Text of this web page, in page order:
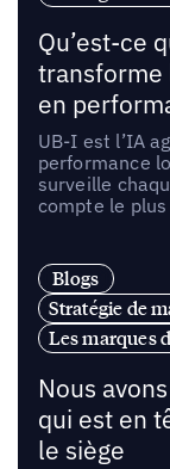
Qu’est-ce
transforme
en
UB-I est l’IA
performance
surveille
compte le
Blogs
Stratégie de
Les marques
Nous
qui est en
le siège